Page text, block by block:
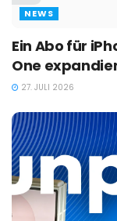
NEWS
Ein Abo für
One
27. JULI 2026